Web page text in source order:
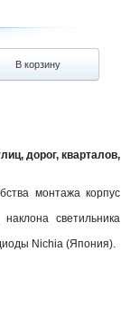
В корзину
дорог, кварталов,
монтажа корпус
светильника
Nichia (Япония).